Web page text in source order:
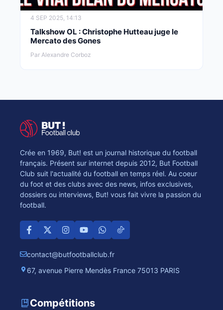
4 SEP 2025, 14:13
Talkshow OL : Christophe Hutteau juge le
Mercato des Gones
Par Alexandre Corboz
Crée en 1969, But! est un journal historique du football
français. Présent sur internet depuis 2012, But Football
Club suit l'actualité du football en temps réel. Au coeur
du foot et des clubs avec des news, infos exclusives,
dossiers ou interviews, But! vous fait vivre la passion du
football.
contact@butfootballclub.fr
67, avenue Pierre Mendès France 75013 PARIS
Compétitions